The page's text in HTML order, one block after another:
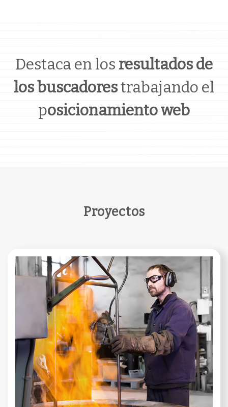
Destaca en los resultados de
los buscadorestrabajando el
posicionamiento web
Proyectos